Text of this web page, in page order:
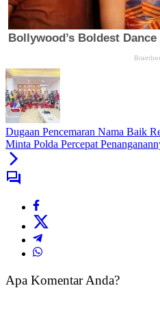
Dugaan Pencemaran Nama Baik
Minta Polda Percepat
Apa Komentar Anda?